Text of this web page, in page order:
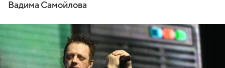
Вадима Самойлова